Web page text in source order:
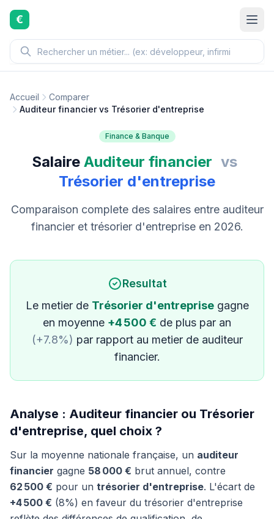
Aller au contenu principal
€
Accueil
Comparer
Auditeur financier vs Trésorier d'entreprise
Finance & Banque
Salaire Auditeur financier vs
Trésorier d'entreprise
Comparaison complete des salaires entre auditeur
financier et trésorier d'entreprise en 2026.
Resultat
Le metier de Trésorier d'entreprisegagne
en moyenne +4 500 € de plus par an
(+7.8%) par rapport au metier de auditeur
financier.
Analyse : Auditeur financier ou Trésorier
d'entreprise, quel choix ?
Sur la moyenne nationale française, un auditeur
financier gagne 58 000 € brut annuel, contre
62 500 € pour un trésorier d'entreprise. L'écart de
+4 500 € (8%) en faveur du trésorier d'entreprise